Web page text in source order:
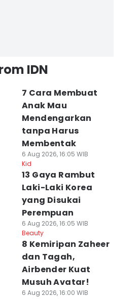
IDN
7 Cara Membuat
Anak Mau
Mendengarkan
tanpa Harus
Membentak
6 Aug 2026, 16:05 WIB
Kid
13 Gaya Rambut
Laki-Laki Korea
yang Disukai
Perempuan
6 Aug 2026, 16:05 WIB
Beauty
8 Kemiripan Zaheer
dan Tagah,
Airbender Kuat
Musuh Avatar!
6 Aug 2026, 16:00 WIB